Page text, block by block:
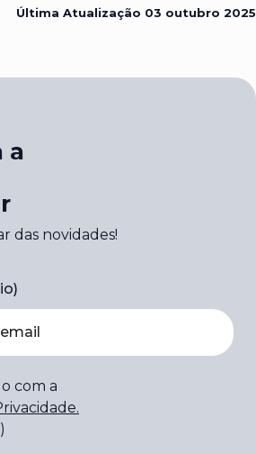
Última Atualização 03 outubro 2025
a
das novidades!
com a
.